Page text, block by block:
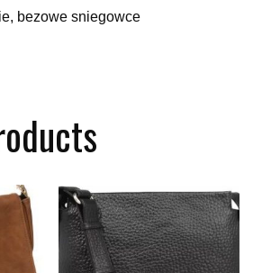
bezowe sniegowce